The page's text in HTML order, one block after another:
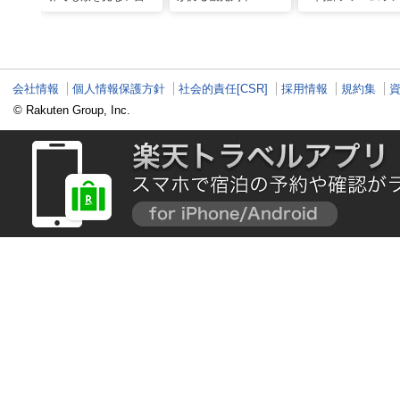
会社情報 個人情報保護方針 社会的責任[CSR] 採用情報 規約集
© Rakuten Group, Inc.